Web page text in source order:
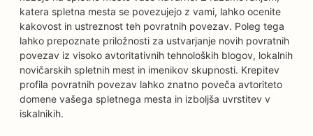
katera spletna mesta se povezujejo z vami, lahko ocenite
kakovost in ustreznost teh povratnih povezav. Poleg tega
lahko prepoznate priložnosti za ustvarjanje novih povratnih
povezav iz visoko avtoritativnih tehnoloških blogov, lokalnih
novičarskih spletnih mest in imenikov skupnosti. Krepitev
profila povratnih povezav lahko znatno poveča avtoriteto
domene vašega spletnega mesta in izboljša uvrstitev v
iskalnikih.